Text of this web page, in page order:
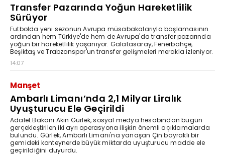
Transfer Pazarında Yoğun Hareketlilik
Sürüyor
Futbolda yeni sezonun Avrupa müsabakalarıyla başlamasının
ardından hem Türkiye'de hem de Avrupa'da transfer pazarında
yoğun bir hareketlilik yaşanıyor. Galatasaray, Fenerbahçe,
Beşiktaş ve Trabzonspor'un transfer gelişmeleri merakla izleniyor.
14:07
Manşet
Ambarlı Limanı’nda 2,1 Milyar Liralık
Uyuşturucu Ele Geçirildi
Adalet Bakanı Akın Gürlek, sosyal medya hesabından bugün
gerçekleştirilen iki ayrı operasyona ilişkin önemli açıklamalarda
bulundu. Gürlek, Ambarlı Limanı'na yanaşan Çin bayraklı bir
gemideki konteynerde büyük miktarda uyuşturucu madde ele
geçirildiğini duyurdu.